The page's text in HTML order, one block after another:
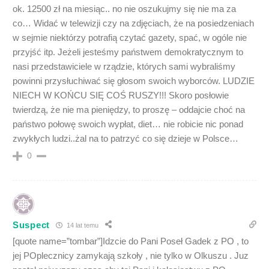
ok. 12500 zł na miesiąc.. no nie oszukujmy się nie ma za
co… Widać w telewizji czy na zdjęciach, że na posiedzeniach
w sejmie niektórzy potrafią czytać gazety, spać, w ogóle nie
przyjść itp. Jeżeli jesteśmy państwem demokratycznym to
nasi przedstawiciele w rządzie, których sami wybraliśmy
powinni przysłuchiwać się głosom swoich wyborców. LUDZIE
NIECH W KOŃCU SIĘ COŚ RUSZY!!! Skoro posłowie
twierdzą, że nie ma pieniędzy, to proszę – oddajcie choć na
państwo połowę swoich wypłat, diet… nie robicie nic ponad
zwykłych ludzi..żal na to patrzyć co się dzieje w Polsce…
0
Suspect 14 lat temu
[quote name=”tombar”]Idzcie do Pani Poseł Gadek z PO , to
jej POplecznicy zamykają szkoły , nie tylko w Olkuszu . Juz